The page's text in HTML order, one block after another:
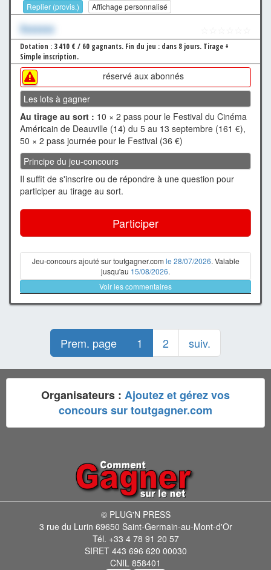
Replier (provis.) Affichage personnalisé
Xxxxxxx
Dotation : 3 410 € / 60 gagnants. Fin du jeu : dans 8 jours. Tirage +
Simple inscription.
réservé aux abonnés
Les lots à gagner
Au tirage au sort : 10 × 2 pass pour le Festival du Cinéma
Américain de Deauville (14) du 5 au 13 septembre (161 €),
50 × 2 pass journée pour le Festival (36 €)
Principe du jeu-concours
Il suffit de s'inscrire ou de répondre à une question pour
participer au tirage au sort.
Participer
Jeu-concours ajouté sur toutgagner.com le 28/07/2026. Valable
jusqu'au 15/08/2026.
Voir les commentaires
Prem. page 1 2 suiv.
Organisateurs : Ajoutez et gérez vos
concours sur toutgagner.com
© PLUG'N PRESS
3 rue du Lurin 69650 Saint-Germain-au-Mont-d'Or
Tél. +33 4 78 91 20 57
SIRET 443 696 620 00030
CNIL 858401